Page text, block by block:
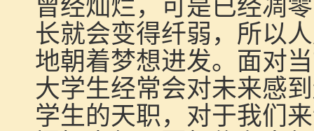
曾经灿烂，可是已经凋
长就会变得纤弱，所以
地朝着梦想进发。面对
大学生经常会对未来感
学生的天职，对于我们